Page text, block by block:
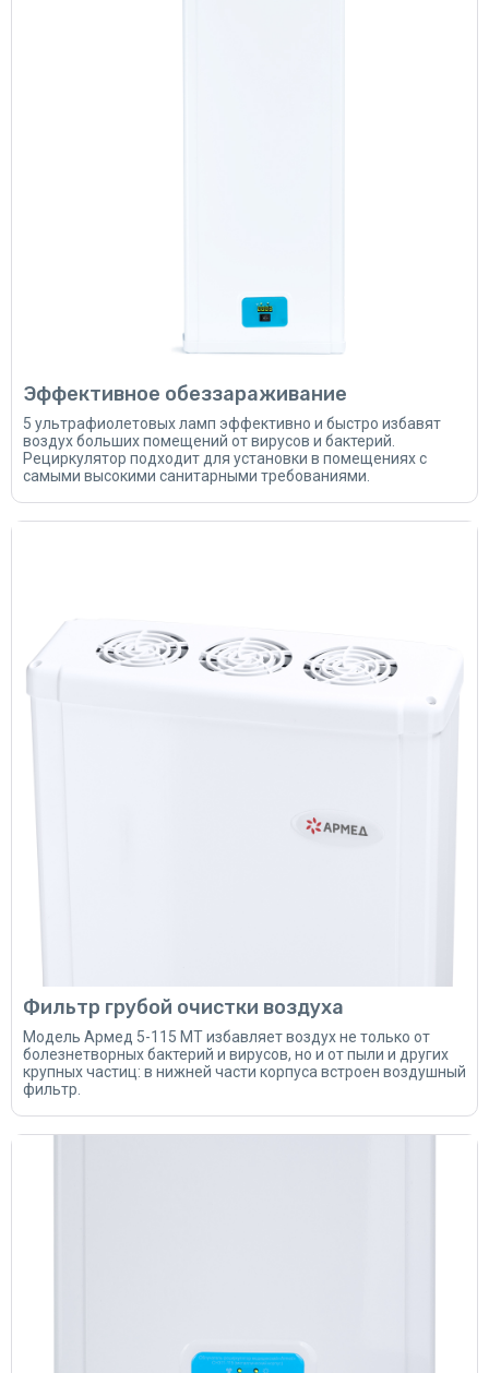
Эффективное обеззараживание
5 ультрафиолетовых ламп эффективно и быстро избавят
воздух больших помещений от вирусов и бактерий.
Рециркулятор подходит для установки в помещениях с
самыми высокими санитарными требованиями.
Фильтр грубой очистки воздуха
Модель Армед 5-115 МТ избавляет воздух не только от
болезнетворных бактерий и вирусов, но и от пыли и других
крупных частиц: в нижней части корпуса встроен воздушный
фильтр.